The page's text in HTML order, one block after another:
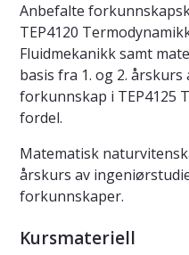
Anbefalte
TEP4120
Fluidmekanikk samt
basis fra 1. og 2.
forkunnskap i TEP4125
fordel.
Matematisk
årskurs av
forkunnskaper.
Kursmateriell